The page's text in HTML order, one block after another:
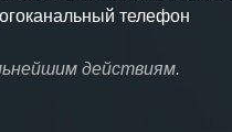
телефон
действиям.